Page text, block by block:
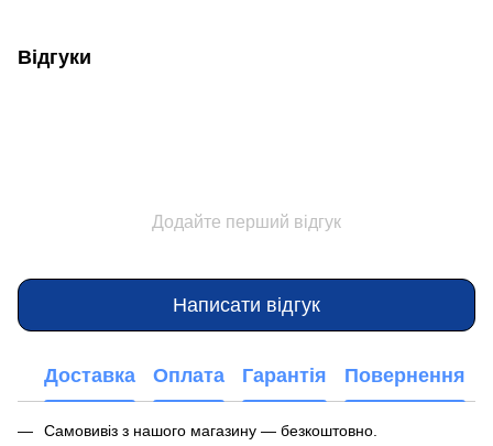
Відгуки
Додайте перший відгук
Написати відгук
Доставка Оплата Гарантія Повернення
Самовивіз з нашого магазину — безкоштовно.